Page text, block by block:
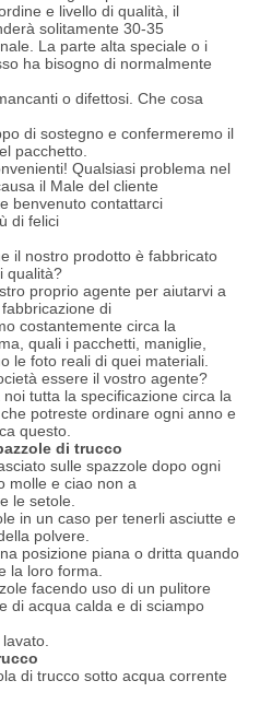
e livello di qualità, il
solitamente 30-35
La parte alta speciale o i
ha bisogno di normalmente
o difettosi. Che cosa
di sostegno e confermeremo il
pacchetto.
Qualsiasi problema nel
il Male del cliente
benvenuto contattarci
di felici
il nostro prodotto è fabbricato
qualità?
proprio agente per aiutarvi a
di
costantemente circa la
quali i pacchetti, maniglie,
le foto reali di quei materiali.
essere il vostro agente?
tutta la specificazione circa la
potreste ordinare ogni anno e
questo.
di trucco
sulle spazzole dopo ogni
molle e ciao non a
le setole.
in un caso per tenerli asciutte e
polvere.
posizione piana o dritta quando
la loro forma.
facendo uso di un pulitore
di acqua calda e di sciampo
di trucco sotto acqua corrente